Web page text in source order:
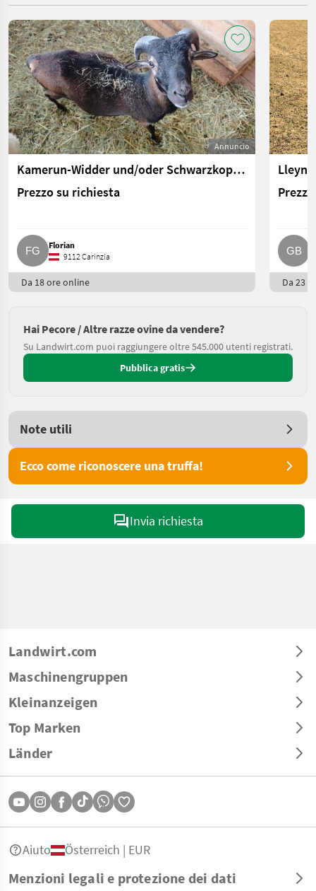
Annuncio
Kamerun-Widder und/oder Schwarzkopf-Lamm zu verkaufen
Prezzo su richiesta
Florian
9112 Carinzia
Da 18 ore online
Lleyn-
Da 23
Hai Pecore / Altre razze ovine da vendere?
Su Landwirt.com puoi raggiungere oltre 545.000 utenti registrati.
Pubblica gratis
Note utili
Ecco come riconoscere una truffa!
Invia richiesta
Landwirt.com
Maschinengruppen
Kleinanzeigen
Top Marken
Länder
Menzioni legali e protezione dei dati
Aiuto Österreich | EUR